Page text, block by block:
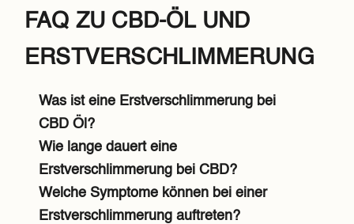
FAQ ZU CBD-ÖL UND
ERSTVERSCHLIMMERUNG
Was ist eine Erstverschlimmerung bei
CBD Öl?
Wie lange dauert eine
Erstverschlimmerung bei CBD?
Welche Symptome können bei einer
Erstverschlimmerung auftreten?